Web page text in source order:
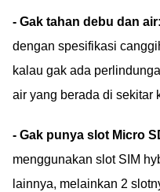
- Gak tahan debu dan air:
dengan spesifikasi
kalau gak ada
air yang berada di sekitar
- Gak punya slot Micro
menggunakan slot SIM
lainnya, melainkan 2